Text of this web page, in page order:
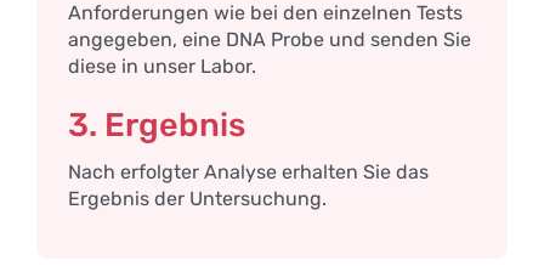
Anforderungen wie bei den einzelnen Tests
angegeben, eine DNA Probe und senden Sie
diese in unser Labor.
3. Ergebnis
Nach erfolgter Analyse erhalten Sie das
Ergebnis der Untersuchung.